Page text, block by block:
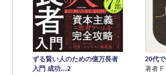
ずる賢い人のための億万長者
入門 成功…2
20代
著者 F